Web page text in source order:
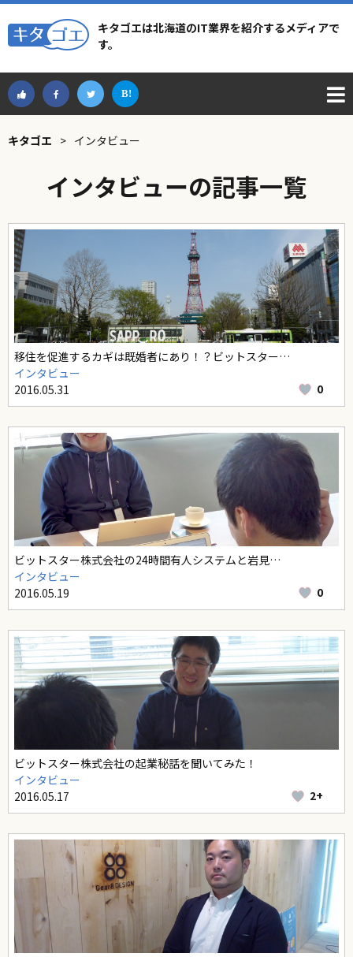
キタゴエは北海道のIT業界を紹介するメディアで
す。
キタゴエ > インタビュー
インタビューの記事一覧
移住を促進するカギは既婚者にあり！？ビットスター…
インタビュー
2016.05.31
0
ビットスター株式会社の24時間有人システムと岩見…
インタビュー
2016.05.19
0
ビットスター株式会社の起業秘話を聞いてみた！
インタビュー
2016.05.17
2+